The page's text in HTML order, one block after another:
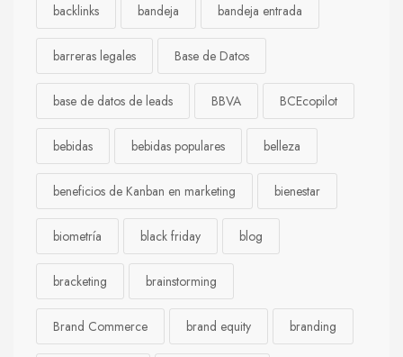
backlinks bandeja bandeja entrada
barreras legales Base de Datos
base de datos de leads BBVA BCEcopilot
bebidas bebidas populares belleza
beneficios de Kanban en marketing bienestar
biometría black friday blog
bracketing brainstorming
Brand Commerce brand equity branding